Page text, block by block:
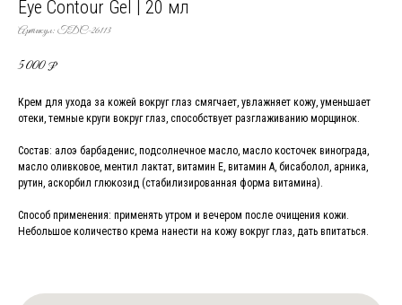
Eye Contour Gel | 20 мл
Артикул: TDC-26113
5 000 ₽
Крем для ухода за кожей вокруг глаз смягчает, увлажняет кожу, уменьшает
отеки, темные круги вокруг глаз, способствует разглаживанию морщинок.
Состав: алоэ барбаденис, подсолнечное масло, масло косточек винограда,
масло оливковое, ментил лактат, витамин Е, витамин А, бисаболол, арника,
рутин, аскорбил глюкозид (стабилизированная форма витамина).
Способ применения: применять утром и вечером после очищения кожи.
Небольшое количество крема нанести на кожу вокруг глаз, дать впитаться.